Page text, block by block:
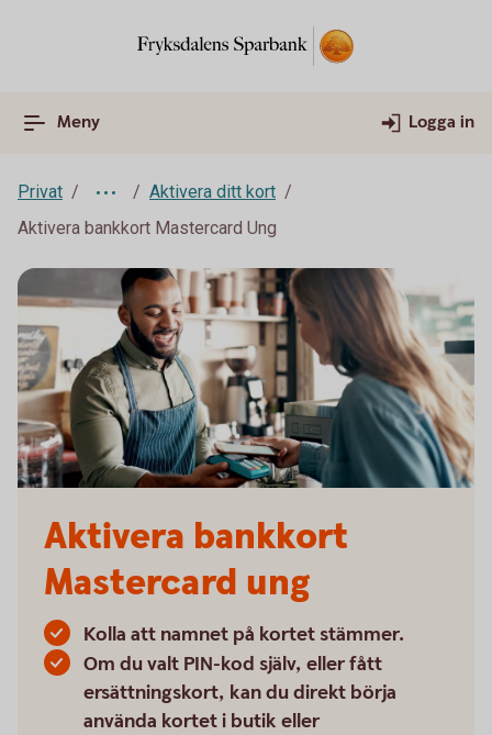
Meny Logga in
Privat
Aktivera ditt kort
Aktivera bankkort Mastercard Ung
Aktivera bankkort
Mastercard ung
Kolla att namnet på kortet stämmer.
Om du valt PIN-kod själv, eller fått
ersättningskort, kan du direkt börja
använda kortet i butik eller